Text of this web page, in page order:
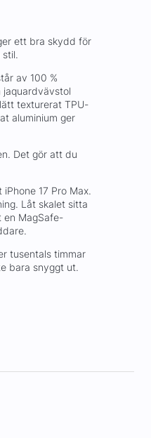
ett bra skydd för
av 100 %
jaquardvävstol
texturerat TPU-
aluminium ger
Det gör att du
17 Pro Max.
Låt skalet sitta
en MagSafe-
tusentals timmar
bara snyggt ut.